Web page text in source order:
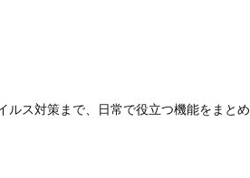
ルス対策まで、日常で役立つ機能をまと